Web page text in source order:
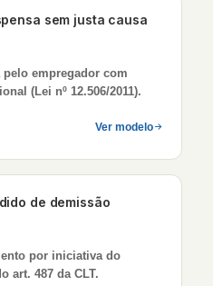
sem justa causa
empregador com
(Lei nº 12.506/2011).
Ver modelo
de demissão
por iniciativa do
art. 487 da CLT.